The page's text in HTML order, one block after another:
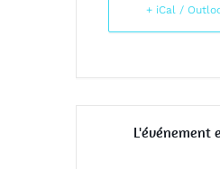
+ iCal /
L'événement